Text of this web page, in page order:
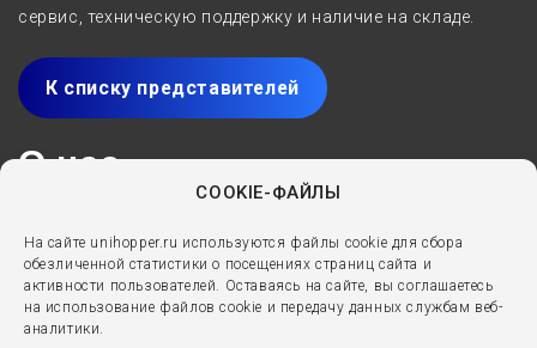
COOKIE-ФАЙЛЫ
На сайте unihopper.ru используются файлы cookie для сбора
обезличенной статистики о посещениях страниц сайта и
активности пользователей. Оставаясь на сайте, вы соглашаетесь
на использование файлов cookie и передачу данных службам веб-
аналитики.
сервис, техническую поддержку и наличие на складе.
К списку представителей
О нас
2005 года специализируется на разработке,
производстве и реализации решений для мебели
премиум-класса. Выдвижные ящики, направляющие,